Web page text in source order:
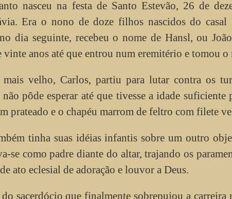
nasceu na festa de Santo Estevão, 26 de
Era o nono de doze filhos nascidos do casal
dia seguinte, recebeu o nome de Hansl, ou
vinte anos até que entrou num eremitério e tomou o
mais velho, Carlos, partiu para lutar contra os
pôde esperar até que tivesse a idade suficiente
prateado e o chapéu marrom de feltro com filete
tinha suas idéias infantis sobre um outro
se como padre diante do altar, trajando os
ato eclesial de adoração e louvor a Deus.
sacerdócio que finalmente sobrepujou a